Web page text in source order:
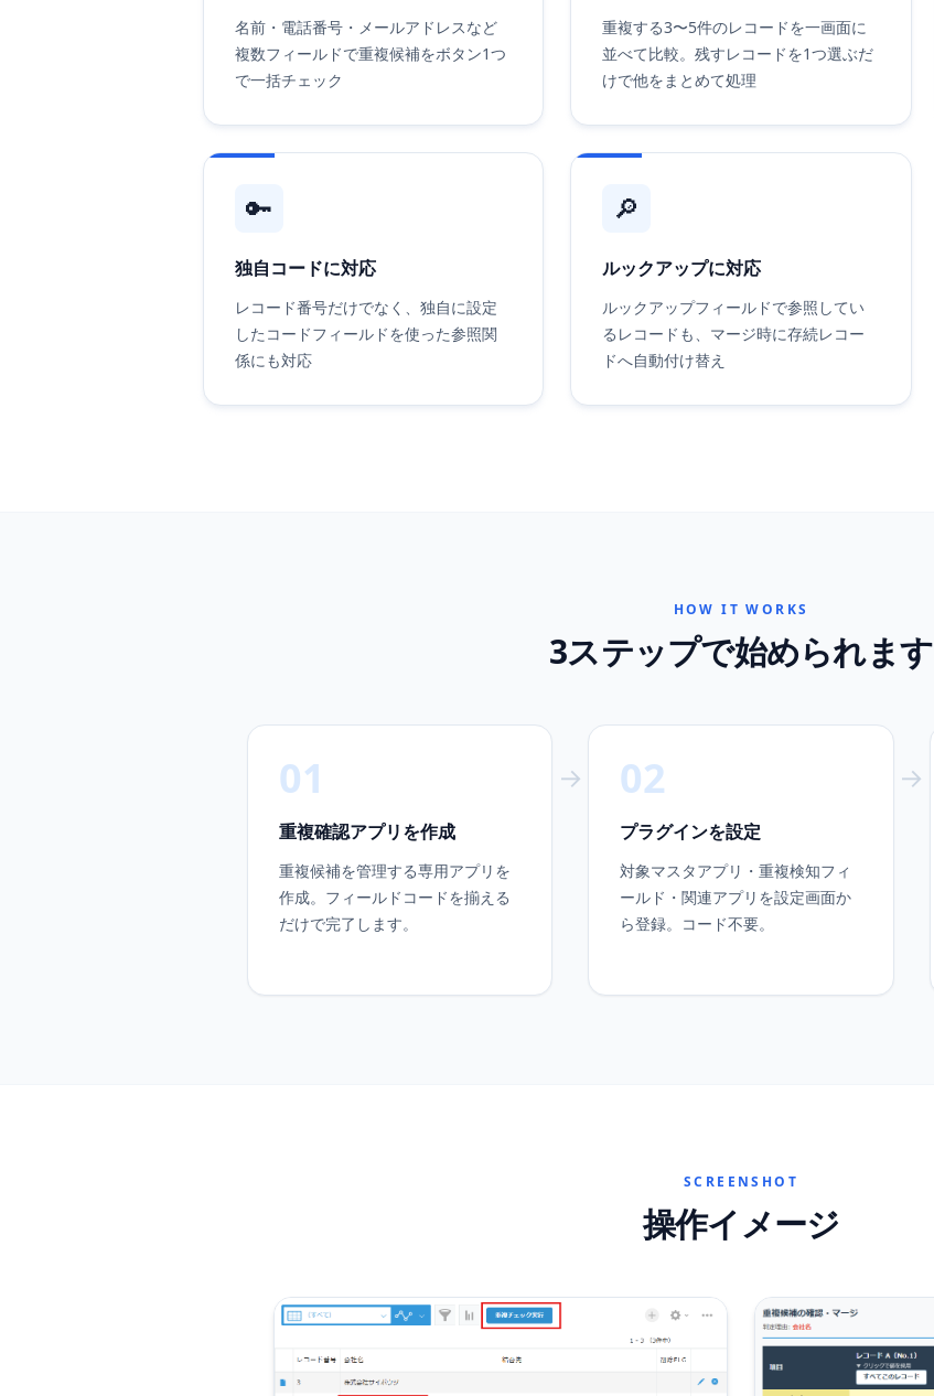
名前・電話番号・メールアドレスなど
複数フィールドで重複候補をボタン1つ
で一括チェック
重複する3〜5件のレコードを一画面に
並べて比較。残すレコードを1つ選ぶだ
けで他をまとめて処理
🔑
独自コードに対応
レコード番号だけでなく、独自に設定
したコードフィールドを使った参照関
係にも対応
🔎
ルックアップに対応
ルックアップフィールドで参照してい
るレコードも、マージ時に存続レコー
ドへ自動付け替え
HOW IT WORKS
3ステップで始められます
→
01
重複確認アプリを作成
重複候補を管理する専用アプリを
作成。フィールドコードを揃える
だけで完了します。
→
02
プラグインを設定
対象マスタアプリ・重複検知フィ
ールド・関連アプリを設定画面か
ら登録。コード不要。
SCREENSHOT
操作イメージ